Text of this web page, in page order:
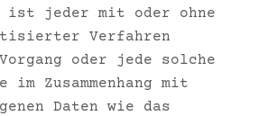
ist jeder mit oder ohne
Verfahren
oder jede solche
im Zusammenhang mit
Daten wie das